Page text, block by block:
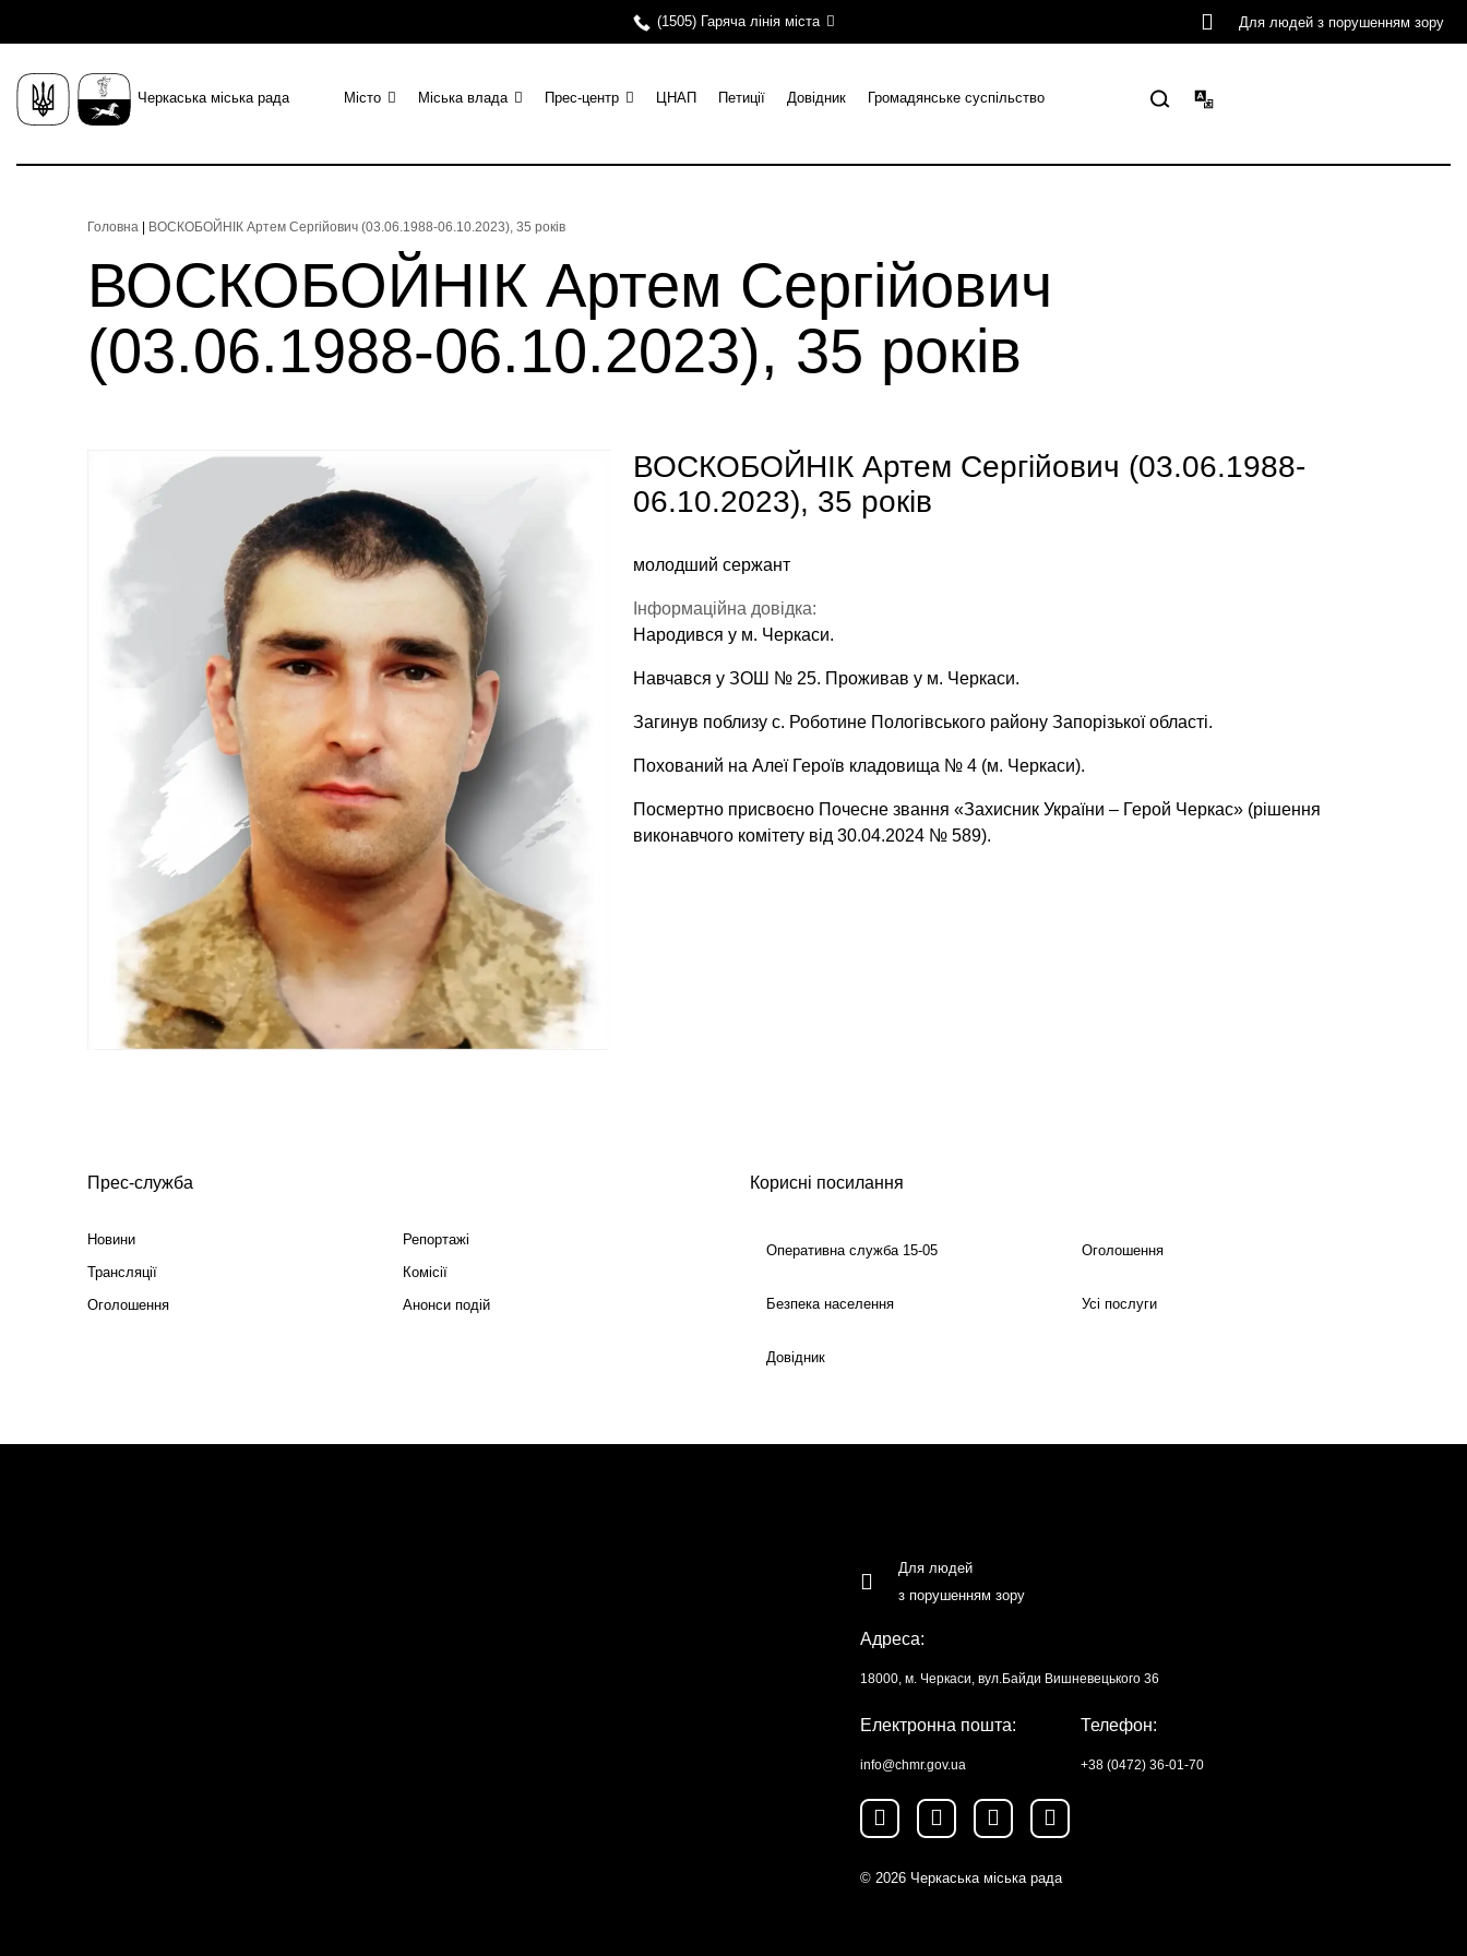
(1505) Гаряча лінія міста Для людей з порушенням зору
Черкаська міська рада Місто Міська влада Прес-центр ЦНАП Петиції Довідник Громадянське суспільство
Головна ВОСКОБОЙНІК Артем Сергійович (03.06.1988-06.10.2023), 35 років
ВОСКОБОЙНІК Артем Сергійович
(03.06.1988-06.10.2023), 35 років
ВОСКОБОЙНІК Артем Сергійович (03.06.1988-
06.10.2023), 35 років
молодший сержант
Інформаційна довідка:
Народився у м. Черкаси.
Навчався у ЗОШ № 25. Проживав у м. Черкаси.
Загинув поблизу с. Роботине Пологівського району Запорізької області.
Похований на Алеї Героїв кладовища № 4 (м. Черкаси).
Посмертно присвоєно Почесне звання «Захисник України – Герой Черкас» (рішення
виконавчого комітету від 30.04.2024 № 589).
Прес-служба
Новини
Репортажі
Трансляції
Комісії
Оголошення
Анонси подій
Корисні посилання
Оперативна служба 15-05 Оголошення
Безпека населення Усі послуги
Довідник
Для людей
з порушенням зору
Адреса:
18000, м. Черкаси, вул.Байди Вишневецького 36
Електронна пошта:
info@chmr.gov.ua
Телефон:
+38 (0472) 36-01-70
© 2026 Черкаська міська рада